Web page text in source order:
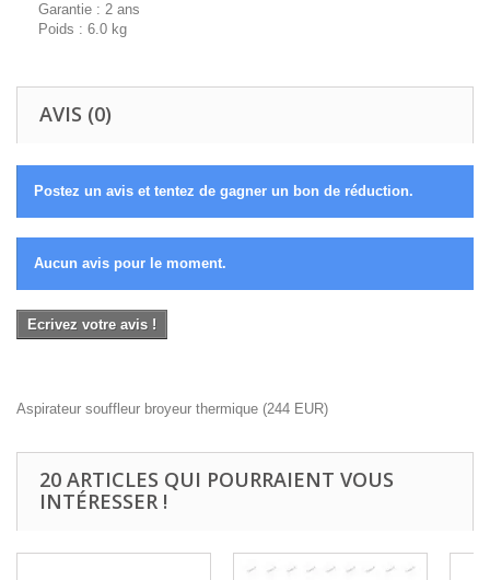
Garantie : 2 ans
Poids : 6.0 kg
AVIS (0)
Postez un avis et tentez de gagner un bon de réduction.
Aucun avis pour le moment.
Ecrivez votre avis !
Aspirateur souffleur broyeur thermique (244 EUR)
20 ARTICLES QUI POURRAIENT VOUS
INTÉRESSER !